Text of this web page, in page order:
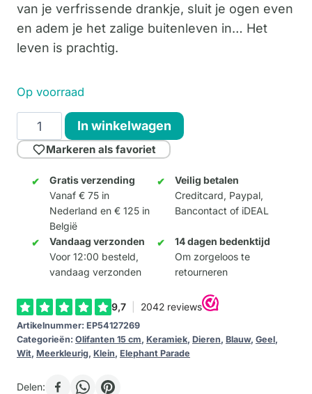
van je verfrissende drankje, sluit je ogen even
en adem je het zalige buitenleven in… Het
leven is prachtig.
Op voorraad
Vita
è
Bella
Keramiek
15cm
aantal
In winkelwagen
Markeren als favoriet
Gratis verzending
Vanaf € 75 in
Nederland en € 125 in
België
Veilig betalen
Creditcard, Paypal,
Bancontact of iDEAL
Vandaag verzonden
Voor 12:00 besteld,
vandaag verzonden
14 dagen bedenktijd
Om zorgeloos te
retourneren
Artikelnummer: EP54127269
Categorieën: Olifanten 15 cm, Keramiek, Dieren, Blauw, Geel,
Wit, Meerkleurig, Klein, Elephant Parade
Delen: